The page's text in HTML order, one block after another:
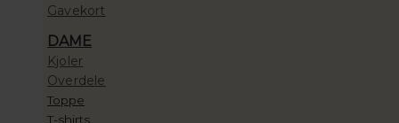
Gavekort
DAME
Kjoler
Overdele
Toppe
T-shirts